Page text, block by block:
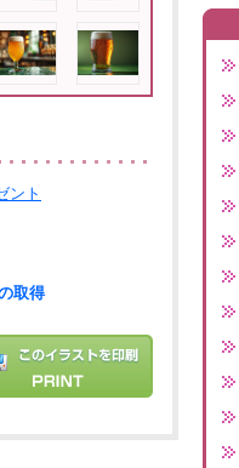
ント
取得